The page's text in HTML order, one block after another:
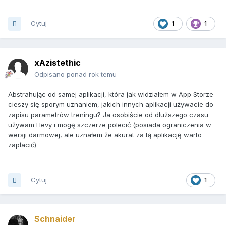
1 1
Cytuj
xAzistethic
Odpisano ponad rok temu
Abstrahując od samej aplikacji, która jak widziałem w App Storze
cieszy się sporym uznaniem, jakich innych aplikacji używacie do
zapisu parametrów treningu? Ja osobiście od dłuższego czasu
używam Hevy i mogę szczerze polecić (posiada ograniczenia w
wersji darmowej, ale uznałem że akurat za tą aplikację warto
zapłacić)
1
Cytuj
Schnaider